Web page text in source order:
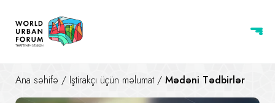
Ana səhifə / İştirakçı üçün məlumat/ Mədəni Tədbirlər